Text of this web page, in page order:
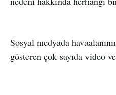
Sosyal medyada
gösteren çok sayıda video